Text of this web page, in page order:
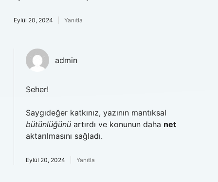
Eylül 20, 2024 Yanıtla
admin
Seher!
Saygıdeğer katkınız, yazının mantıksal
bütünlüğünü artırdı ve konunun daha net
aktarılmasını sağladı.
Eylül 20, 2024 Yanıtla